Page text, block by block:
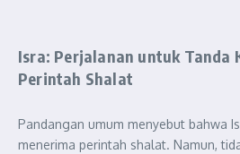
Isra: Perjalanan untuk Tanda
Perintah Shalat
Pandangan umum menyebut bahwa
menerima perintah shalat. Namun,